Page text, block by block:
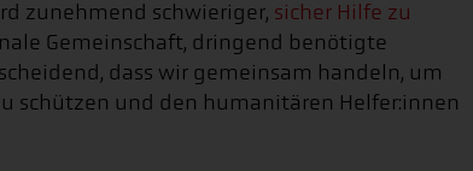
zunehmend schwieriger, sicher Hilfe zu
Gemeinschaft, dringend benötigte
dass wir gemeinsam handeln, um
schützen und den humanitären Helfer:innen